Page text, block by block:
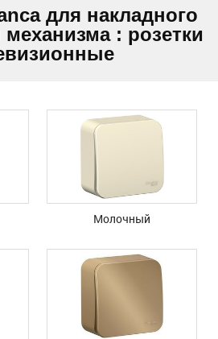
для накладного
: розетки
Молочный